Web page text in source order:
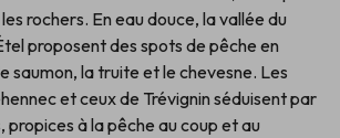
rochers. En eau douce, la vallée du
proposent des spots de pêche en
saumon, la truite et le chevesne. Les
et ceux de Trévignin séduisent par
propices à la pêche au coup et au